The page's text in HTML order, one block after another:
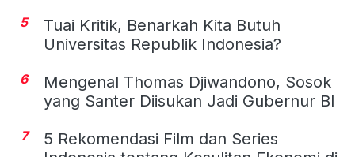
5
Tuai Kritik, Benarkah Kita Butuh
Universitas Republik Indonesia?
6
Mengenal Thomas Djiwandono, Sosok
yang Santer Diisukan Jadi Gubernur BI
7
5 Rekomendasi Film dan Series